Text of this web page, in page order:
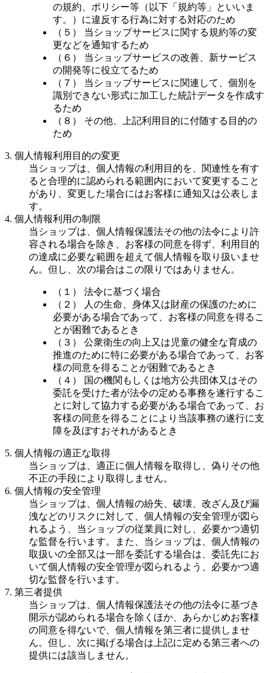
の規約、ポリシー等（以下「規約等」といいま
す。）に違反する行為に対する対応のため
（５） 当ショップサービスに関する規約等の変
更などを通知するため
（６） 当ショップサービスの改善、新サービス
の開発等に役立てるため
（７） 当ショップサービスに関連して、個別を
識別できない形式に加工した統計データを作成す
るため
（８） その他、上記利用目的に付随する目的の
ため
3. 個人情報利用目的の変更
当ショップは、個人情報の利用目的を、関連性を有す
ると合理的に認められる範囲内において変更すること
があり、変更した場合にはお客様に通知又は公表しま
す。
4. 個人情報利用の制限
当ショップは、個人情報保護法その他の法令により許
容される場合を除き、お客様の同意を得ず、利用目的
の達成に必要な範囲を超えて個人情報を取り扱いませ
ん。但し、次の場合はこの限りではありません。
（１） 法令に基づく場合
（２） 人の生命、身体又は財産の保護のために
必要がある場合であって、お客様の同意を得るこ
とが困難であるとき
（３） 公衆衛生の向上又は児童の健全な育成の
推進のために特に必要がある場合であって、お客
様の同意を得ることが困難であるとき
（４） 国の機関もしくは地方公共団体又はその
委託を受けた者が法令の定める事務を遂行するこ
とに対して協力する必要がある場合であって、お
客様の同意を得ることにより当該事務の遂行に支
障を及ぼすおそれがあるとき
5. 個人情報の適正な取得
当ショップは、適正に個人情報を取得し、偽りその他
不正の手段により取得しません。
6. 個人情報の安全管理
当ショップは、個人情報の紛失、破壊、改ざん及び漏
洩などのリスクに対して、個人情報の安全管理が図ら
れるよう、当ショップの従業員に対し、必要かつ適切
な監督を行います。また、当ショップは、個人情報の
取扱いの全部又は一部を委託する場合は、委託先にお
いて個人情報の安全管理が図られるよう、必要かつ適
切な監督を行います。
7. 第三者提供
当ショップは、個人情報保護法その他の法令に基づき
開示が認められる場合を除くほか、あらかじめお客様
の同意を得ないで、個人情報を第三者に提供しませ
ん。但し、次に掲げる場合は上記に定める第三者への
提供には該当しません。